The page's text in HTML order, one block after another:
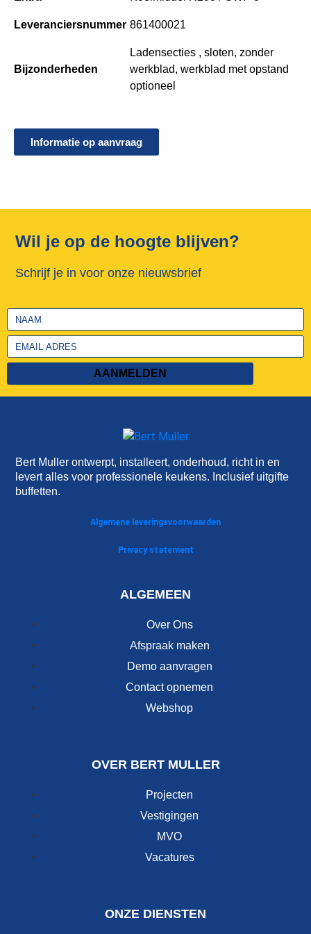
Leveranciersnummer 861400021
Bijzonderheden
Ladensecties , sloten, zonder
werkblad, werkblad met opstand
optioneel
Informatie op aanvraag
Wil je op de hoogte blijven?
Schrijf je in voor onze nieuwsbrief
AANMELDEN
Bert Muller ontwerpt, installeert, onderhoud, richt in en
levert alles voor professionele keukens. Inclusief uitgifte
buffetten.
Algemene leveringsvoorwaarden
Privacy statement
ALGEMEEN
Over Ons
Afspraak maken
Demo aanvragen
Contact opnemen
Webshop
OVER BERT MULLER
Projecten
Vestigingen
MVO
Vacatures
ONZE DIENSTEN